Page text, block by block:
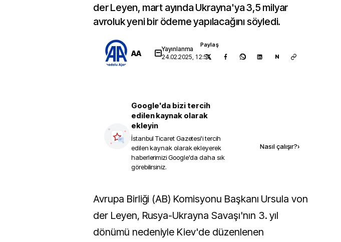
der Leyen, mart ayında Ukrayna'ya 3,5 milyar
avroluk yeni bir ödeme yapılacağını söyledi.
AA
Yayınlanma
24.02.2025, 12:51
Paylaş
N
Google'da bizi tercih
edilen kaynak olarak
ekleyin
İstanbul Ticaret Gazetesi'i tercih
edilen kaynak olarak ekleyerek
haberlerimizi Google'da daha sık
görebilirsiniz.
Nasıl çalışır?›
Avrupa Birliği (AB) Komisyonu Başkanı Ursula von
der Leyen, Rusya-Ukrayna Savaşı'nın 3. yıl
dönümü nedeniyle Kiev'de düzenlenen